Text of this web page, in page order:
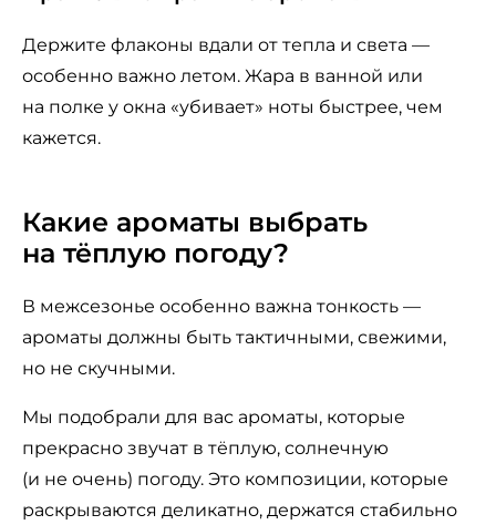
Держите флаконы вдали от тепла и света —
особенно важно летом. Жара в ванной или
на полке у окна «убивает» ноты быстрее, чем
кажется.
Какие ароматы выбрать
на тёплую погоду?
В межсезонье особенно важна тонкость —
ароматы должны быть тактичными, свежими,
но не скучными.
Мы подобрали для вас ароматы, которые
прекрасно звучат в тёплую, солнечную
(и не очень) погоду. Это композиции, которые
раскрываются деликатно, держатся стабильно